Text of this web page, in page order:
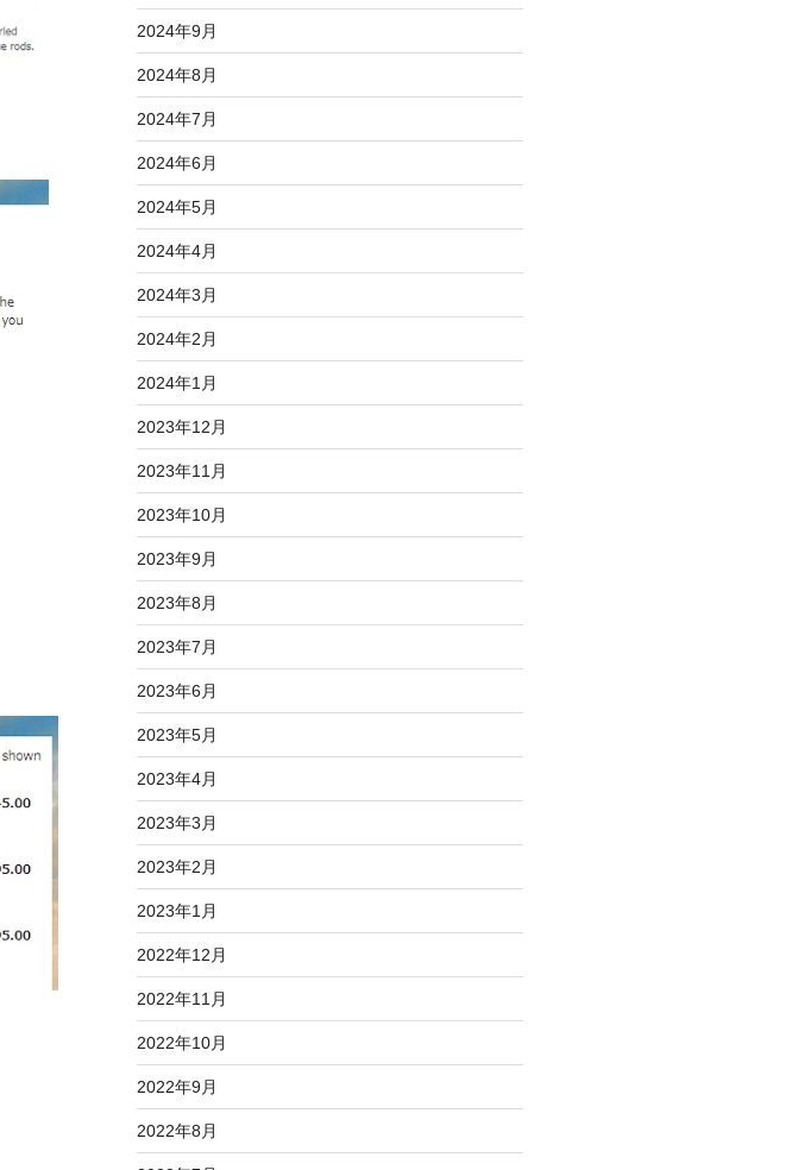
2024年9月
2024年8月
2024年7月
2024年6月
2024年5月
2024年4月
2024年3月
2024年2月
2024年1月
2023年12月
2023年11月
2023年10月
2023年9月
2023年8月
2023年7月
2023年6月
2023年5月
2023年4月
2023年3月
2023年2月
2023年1月
2022年12月
2022年11月
2022年10月
2022年9月
2022年8月